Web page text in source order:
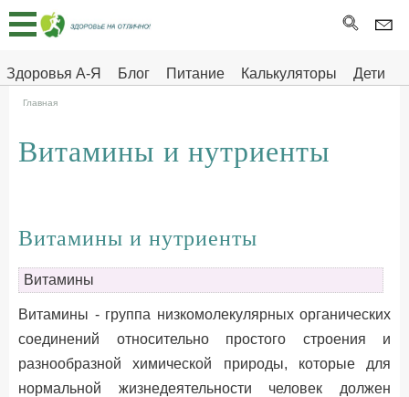
Здоровья А-Я Блог Питание Калькуляторы
Дети
Главная
Тесты
Про
ДЕТЯМ
Главная
Витамины и нутриенты
Витамины и нутриенты
Витамины
Витамины - группа низкомолекулярных органических
соединений относительно простого строения и
разнообразной химической природы, которые для
нормальной жизнедеятельности человек должен